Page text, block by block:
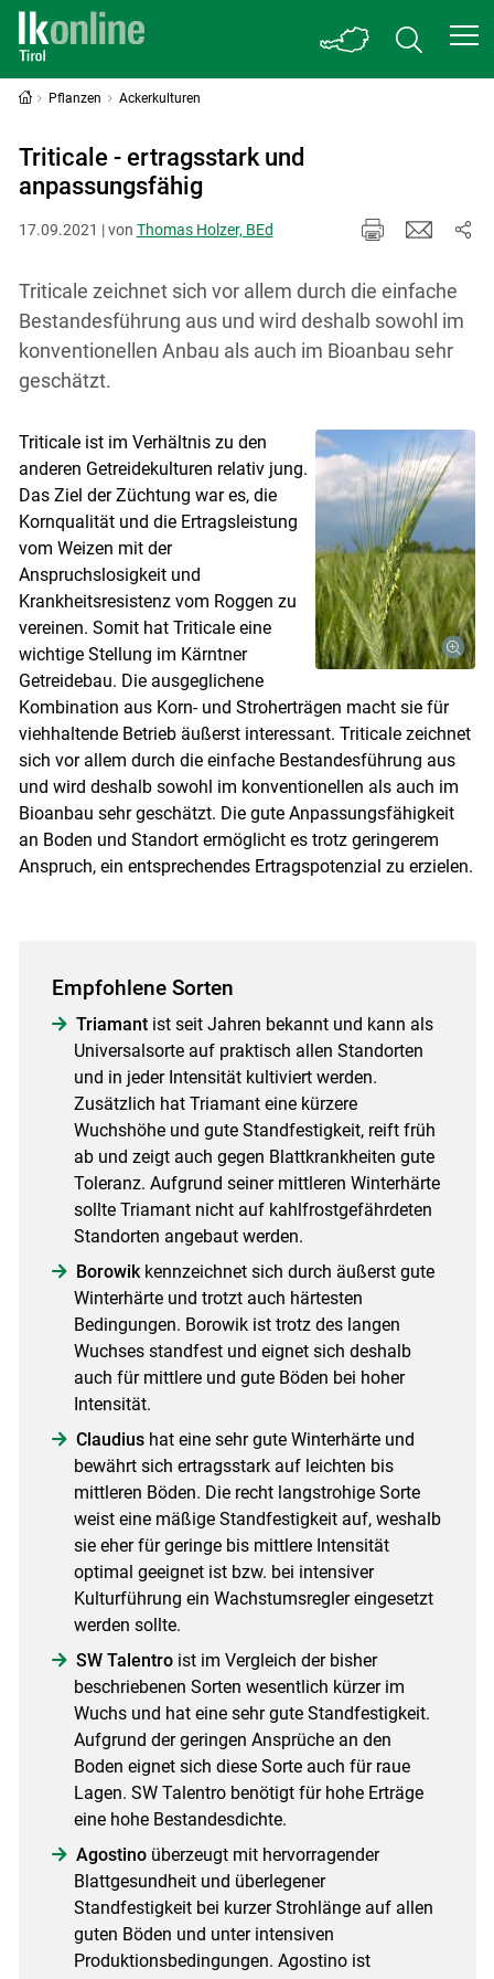
Skip to main content
Pflanzen Ackerkulturen
Triticale - ertragsstark und
anpassungsfähig
17.09.2021 | von Thomas Holzer, BEd
Triticale zeichnet sich vor allem durch die einfache
Bestandesführung aus und wird deshalb sowohl im
konventionellen Anbau als auch im Bioanbau sehr
geschätzt.
Triticale ist im Verhältnis zu den
anderen Getreidekulturen relativ jung.
Das Ziel der Züchtung war es, die
Kornqualität und die Ertragsleistung
vom Weizen mit der
Anspruchslosigkeit und
Krankheitsresistenz vom Roggen zu
vereinen. Somit hat Triticale eine
wichtige Stellung im Kärntner
Getreidebau. Die ausgeglichene
Kombination aus Korn- und Stroherträgen macht sie für
viehhaltende Betrieb äußerst interessant. Triticale zeichnet
sich vor allem durch die einfache Bestandesführung aus
und wird deshalb sowohl im konventionellen als auch im
Bioanbau sehr geschätzt. Die gute Anpassungsfähigkeit
an Boden und Standort ermöglicht es trotz geringerem
Anspruch, ein entsprechendes Ertragspotenzial zu erzielen.
Empfohlene Sorten
Triamant ist seit Jahren bekannt und kann als
Universalsorte auf praktisch allen Standorten
und in jeder Intensität kultiviert werden.
Zusätzlich hat Triamant eine kürzere
Wuchshöhe und gute Standfestigkeit, reift früh
ab und zeigt auch gegen Blattkrankheiten gute
Toleranz. Aufgrund seiner mittleren Winterhärte
sollte Triamant nicht auf kahlfrostgefährdeten
Standorten angebaut werden.
Borowik kennzeichnet sich durch äußerst gute
Winterhärte und trotzt auch härtesten
Bedingungen. Borowik ist trotz des langen
Wuchses standfest und eignet sich deshalb
auch für mittlere und gute Böden bei hoher
Intensität.
Claudius hat eine sehr gute Winterhärte und
bewährt sich ertragsstark auf leichten bis
mittleren Böden. Die recht langstrohige Sorte
weist eine mäßige Standfestigkeit auf, weshalb
sie eher für geringe bis mittlere Intensität
optimal geeignet ist bzw. bei intensiver
Kulturführung ein Wachstumsregler eingesetzt
werden sollte.
SW Talentro ist im Vergleich der bisher
beschriebenen Sorten wesentlich kürzer im
Wuchs und hat eine sehr gute Standfestigkeit.
Aufgrund der geringen Ansprüche an den
Boden eignet sich diese Sorte auch für raue
Lagen. SW Talentro benötigt für hohe Erträge
eine hohe Bestandesdichte.
Agostino überzeugt mit hervorragender
Blattgesundheit und überlegener
Standfestigkeit bei kurzer Strohlänge auf allen
guten Böden und unter intensiven
Produktionsbedingungen. Agostino ist